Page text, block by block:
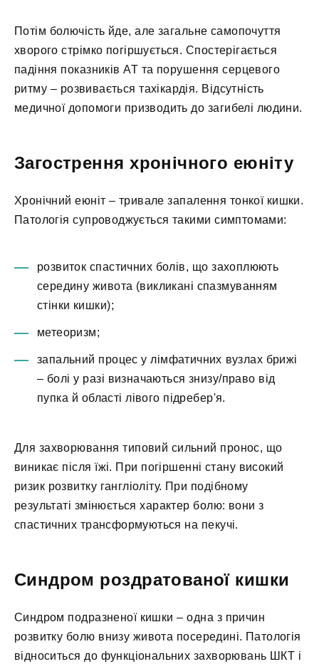
Потім болючість йде, але загальне самопочуття
хворого стрімко погіршується. Спостерігається
падіння показників АТ та порушення серцевого
ритму – розвивається тахікардія. Відсутність
медичної допомоги призводить до загибелі людини.
Загострення хронічного еюніту
Хронічний еюніт – тривале запалення тонкої кишки.
Патологія супроводжується такими симптомами:
розвиток спастичних болів, що захоплюють
середину живота (викликані спазмуванням
стінки кишки);
метеоризм;
запальний процес у лімфатичних вузлах брижі
– болі у разі визначаються знизу/право від
пупка й області лівого підребер'я.
Для захворювання типовий сильний пронос, що
виникає після їжі. При погіршенні стану високий
ризик розвитку гангліоліту. При подібному
результаті змінюється характер болю: вони з
спастичних трансформуються на пекучі.
Синдром роздратованої кишки
Синдром подразненої кишки – одна з причин
розвитку болю внизу живота посередині. Патологія
відноситься до функціональних захворювань ШКТ і